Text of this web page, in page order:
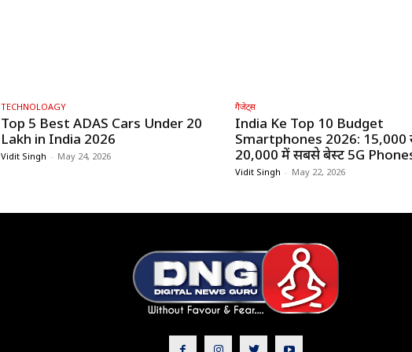
TECHNOLOAGY
Top 5 Best ADAS Cars Under ₹20
Lakh in India 2026
Vidit Singh - May 24, 2026
गैजेट्स
India Ke Top 10 Budget
Smartphones 2026: ₹15,000
₹20,000 में सबसे बेस्ट 5G
Vidit Singh - May 22, 2026